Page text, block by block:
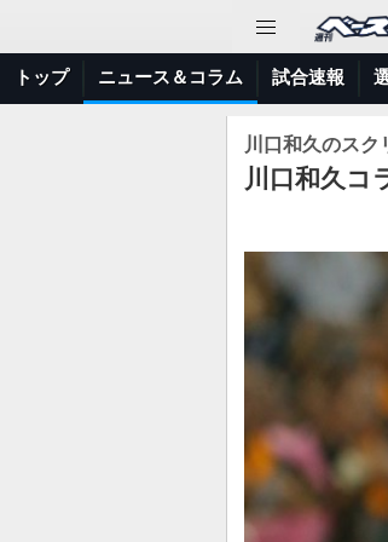
トップ ニュース＆コラム 試合速報
川口和久のスク
川口和久コ